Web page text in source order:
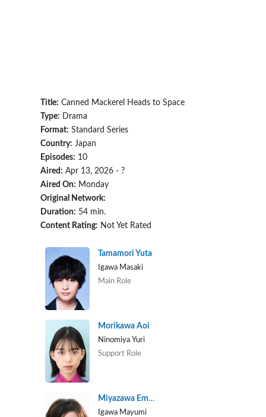
Title: Canned Mackerel Heads to Space
Type: Drama
Format: Standard Series
Country: Japan
Episodes: 10
Aired: Apr 13, 2026 - ?
Aired On: Monday
Original Network:
Duration: 54 min.
Content Rating: Not Yet Rated
Tamamori Yuta
Igawa Masaki
Main Role
Morikawa Aoi
Ninomiya Yuri
Support Role
Miyazawa Emma
Igawa Mayumi